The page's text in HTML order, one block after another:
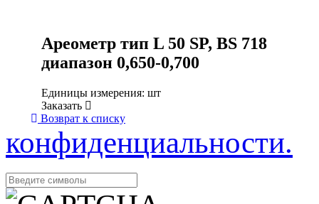
Ареометр тип L 50 SP, BS 718
диапазон 0,650-0,700
Единицы измерения: шт
Заказать
Возврат к списку
конфиденциальности.